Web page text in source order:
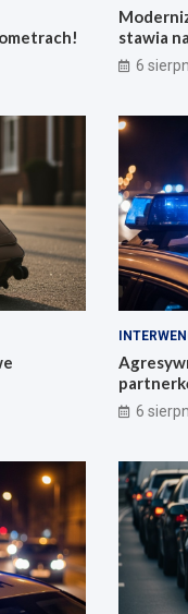
stawia
6
butelką
6